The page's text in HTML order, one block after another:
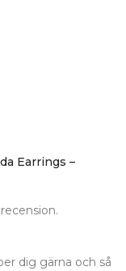
Earrings –
dig gärna och så